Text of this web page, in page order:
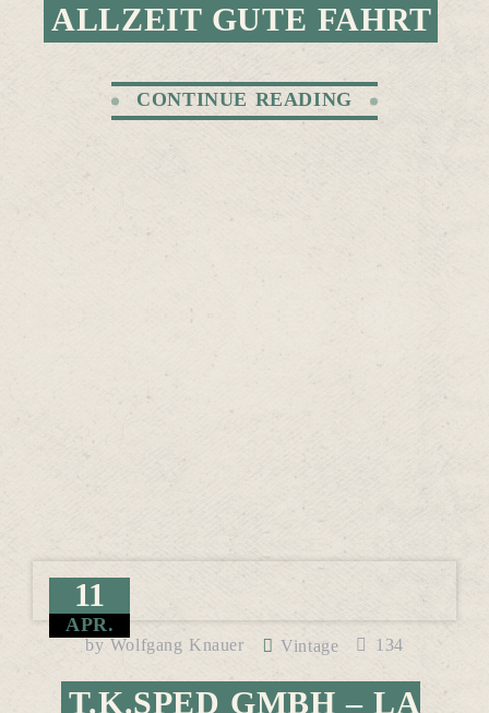
ALLZEIT GUTE FAHRT
CONTINUE READING
11
APR.
by Wolfgang Knauer Vintage 134
T.K.SPED GMBH – LA